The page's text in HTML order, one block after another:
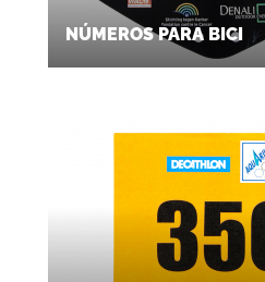
NÚMEROS PARA BICI